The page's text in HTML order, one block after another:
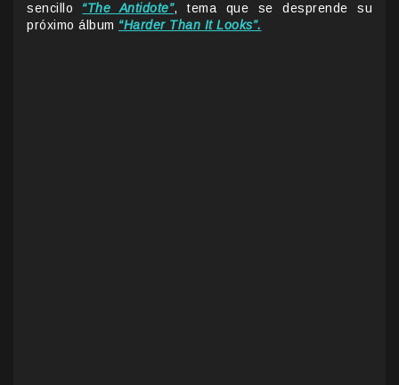
sencillo “The Antidote”, tema que se desprende su
próximo álbum “Harder Than It Looks”.